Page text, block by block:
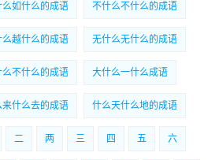
么如什么的成语 不什么不什么的成语
么越什么的成语 无什么无什么的成语
么不什么的成语 大什么一什么成语
来什么去的成语 什么天什么地的成语
二 两 三 四 五 六